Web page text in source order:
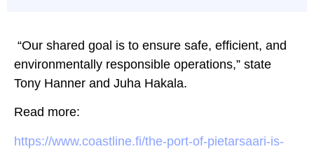
“Our shared goal is to ensure safe, efficient, and
environmentally responsible operations,” state
Tony Hanner and Juha Hakala.
Read more:
https://www.coastline.fi/the-port-of-pietarsaari-is-